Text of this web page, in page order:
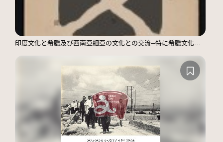
印度文化と希臘及び西南亞細亞の文化との交流─特に希臘文化の東漸について